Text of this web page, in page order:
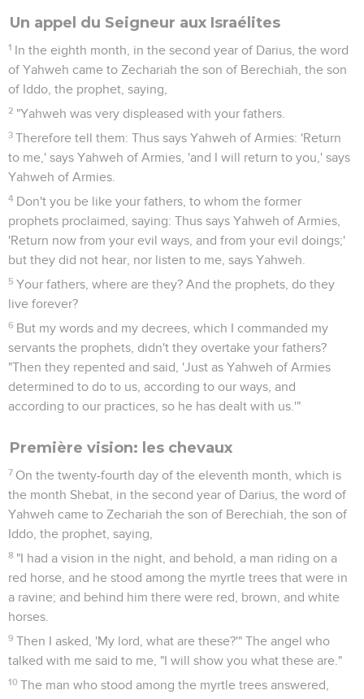
Un appel du Seigneur aux Israélites
1 In the eighth month, in the second year of Darius, the word
of Yahweh came to Zechariah the son of Berechiah, the son
of Iddo, the prophet, saying,
2 "Yahweh was very displeased with your fathers.
3 Therefore tell them: Thus says Yahweh of Armies: 'Return
to me,' says Yahweh of Armies, 'and I will return to you,' says
Yahweh of Armies.
4 Don't you be like your fathers, to whom the former
prophets proclaimed, saying: Thus says Yahweh of Armies,
'Return now from your evil ways, and from your evil doings;'
but they did not hear, nor listen to me, says Yahweh.
5 Your fathers, where are they? And the prophets, do they
live forever?
6 But my words and my decrees, which I commanded my
servants the prophets, didn't they overtake your fathers?
"Then they repented and said, 'Just as Yahweh of Armies
determined to do to us, according to our ways, and
according to our practices, so he has dealt with us.'"
Première vision: les chevaux
7 On the twenty-fourth day of the eleventh month, which is
the month Shebat, in the second year of Darius, the word of
Yahweh came to Zechariah the son of Berechiah, the son of
Iddo, the prophet, saying,
8 "I had a vision in the night, and behold, a man riding on a
red horse, and he stood among the myrtle trees that were in
a ravine; and behind him there were red, brown, and white
horses.
9 Then I asked, 'My lord, what are these?'" The angel who
talked with me said to me, "I will show you what these are."
10 The man who stood among the myrtle trees answered,